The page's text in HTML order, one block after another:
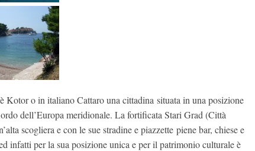
Kotor o in italiano Cattaro una cittadina situata in una posizione
dell’Europa meridionale. La fortificata Stari Grad (Città
scogliera e con le sue stradine e piazzette piene bar, chiese e
infatti per la sua posizione unica e per il patrimonio culturale è